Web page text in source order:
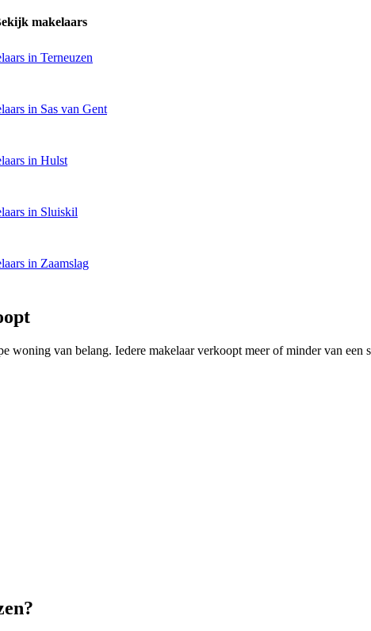
makelaars
in Terneuzen
in Sas van Gent
in Hulst
in Sluiskil
in Zaamslag
woning van belang. Iedere makelaar verkoopt meer of minder van